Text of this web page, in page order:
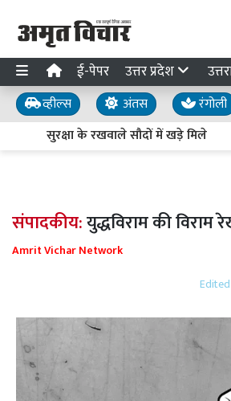
ई-पेपर उत्तर प्रदेश
व्हील्स अंतस रंगोली
सुरक्षा के रखवाले सौदों में खड़े मिले
संपादकीय:युद्धविराम की विराम
Amrit Vichar Network